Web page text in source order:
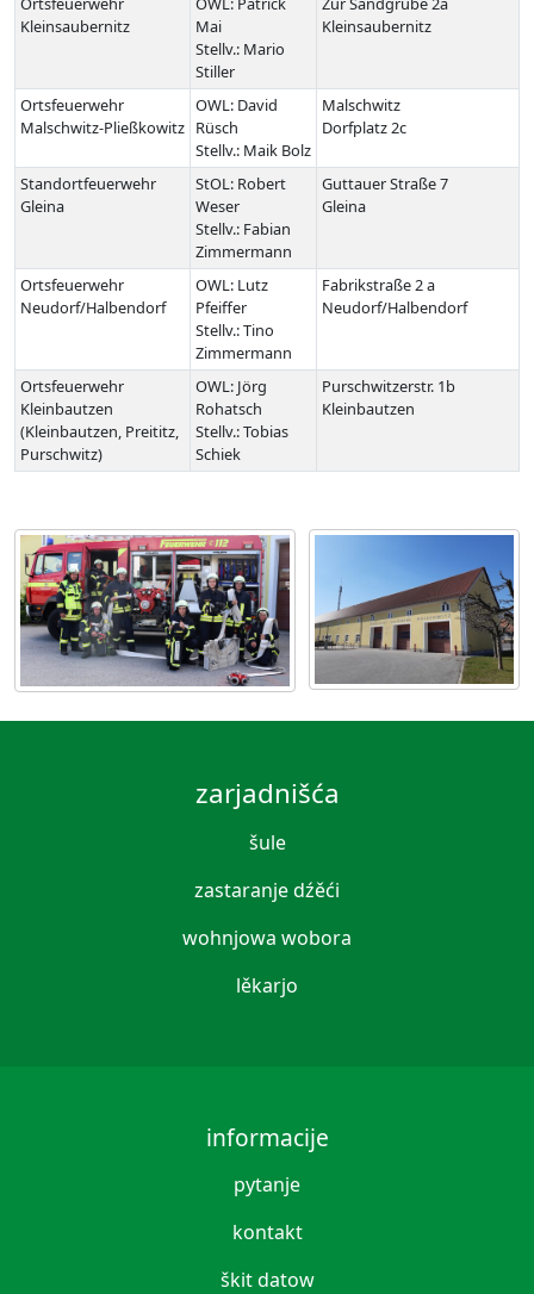
zarjadnišća
šule
zastaranje dźěći
wohnjowa wobora
lěkarjo
Kleinsaubernitz
Mai
Stellv.: Mario
Stiller
Kleinsaubernitz
Ortsfeuerwehr
Malschwitz-Pließkowitz
OWL: David
Rüsch
Stellv.: Maik Bolz
Malschwitz
Dorfplatz 2c
Standortfeuerwehr
Gleina
StOL: Robert
Weser
Stellv.: Fabian
Zimmermann
Guttauer Straße 7
Gleina
Ortsfeuerwehr
Neudorf/Halbendorf
OWL: Lutz
Pfeiffer
Stellv.: Tino
Zimmermann
Fabrikstraße 2 a
Neudorf/Halbendorf
Ortsfeuerwehr
Kleinbautzen
(Kleinbautzen, Preititz,
Purschwitz)
OWL: Jörg
Rohatsch
Stellv.: Tobias
Schiek
Purschwitzerstr. 1b
Kleinbautzen
informacije
pytanje
kontakt
škit datow